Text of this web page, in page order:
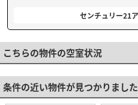
センチュリー21
こちらの物件の空室状況
条件の近い物件が見つかりました